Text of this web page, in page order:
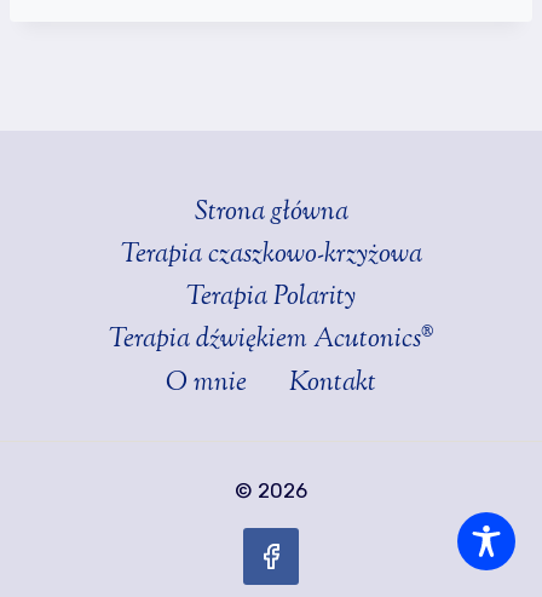
Strona główna
Terapia czaszkowo-krzyżowa
Terapia Polarity
Terapia dźwiękiem Acutonics®
O mnie
Kontakt
© 2026